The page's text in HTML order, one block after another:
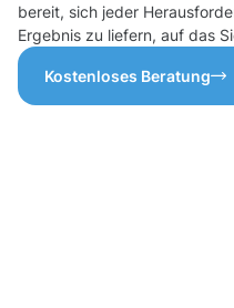
bereit, sich jeder
Ergebnis zu liefern, auf das
Kostenloses Beratung